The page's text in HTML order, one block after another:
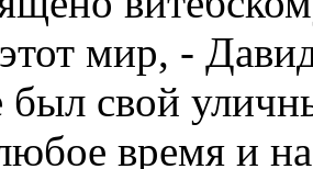
мир, -
был свой
время и